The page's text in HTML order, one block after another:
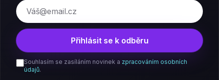
E-mail
Přihlásit se k odběru
Souhlasím se zasíláním novinek a zpracováním osobních
údajů.